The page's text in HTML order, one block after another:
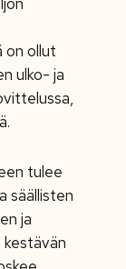
on ollut
ulko- ja
tulee
säällisten
ja
kestävän